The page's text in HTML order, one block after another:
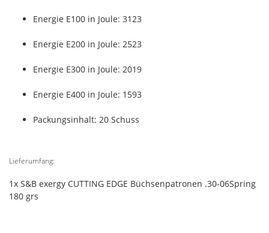
Energie E100 in Joule: 3123
Energie E200 in Joule: 2523
Energie E300 in Joule: 2019
Energie E400 in Joule: 1593
Packungsinhalt: 20 Schuss
Lieferumfang:
1x S&B exergy CUTTING EDGE Büchsenpatronen .30-06Spring
180 grs